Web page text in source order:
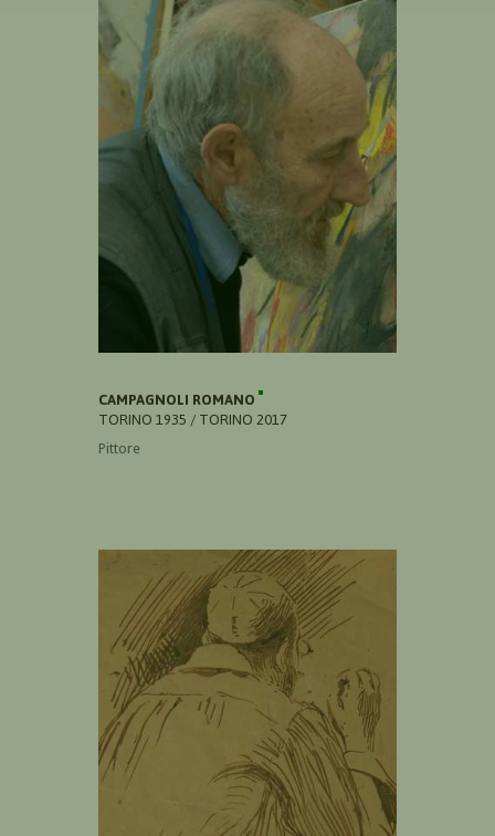
CAMPAGNOLI ROMANO
TORINO 1935 / TORINO 2017
Pittore